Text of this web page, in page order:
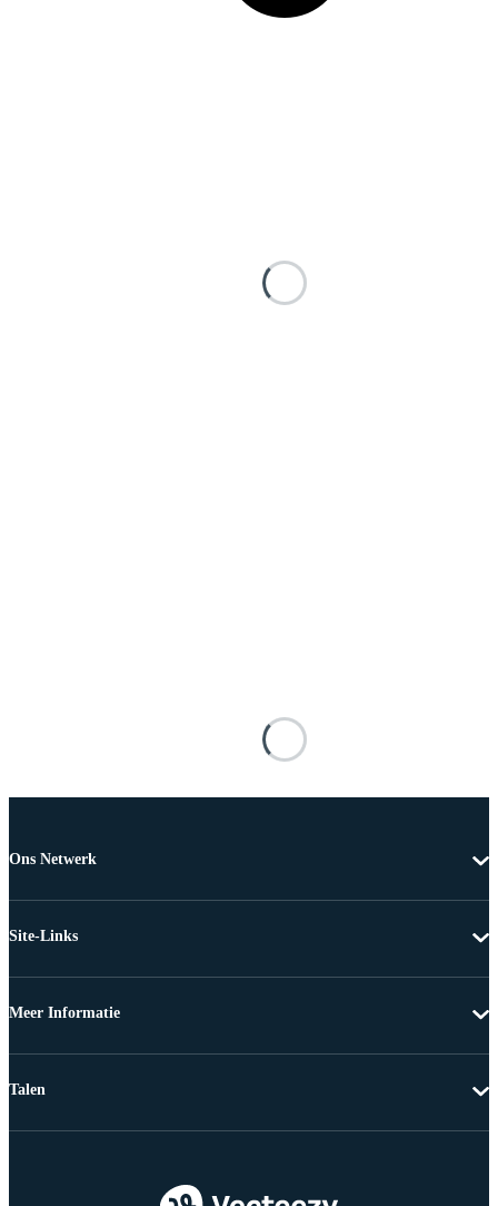
Ons Netwerk
Site-Links
Meer Informatie
Talen